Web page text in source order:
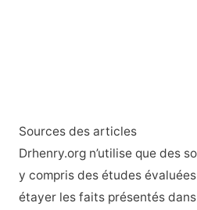
Sources des articles
Drhenry.org n’utilise que des
y compris des études
étayer les faits présentés